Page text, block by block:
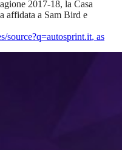
2017-18, la Casa
affidata a Sam Bird e
source?q=autosprint.it, as